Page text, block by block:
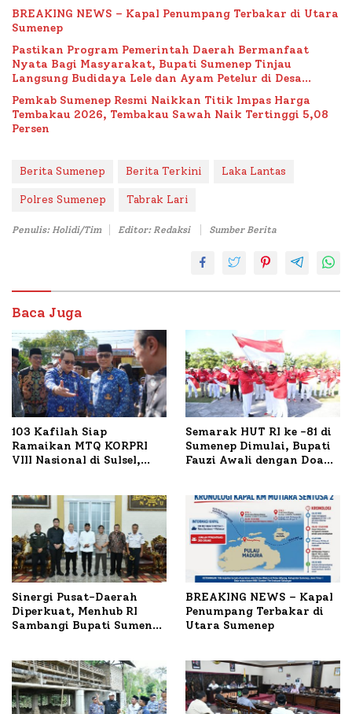
BREAKING NEWS – Kapal Penumpang Terbakar di Utara
Sumenep
Pastikan Program Pemerintah Daerah Bermanfaat
Nyata Bagi Masyarakat, Bupati Sumenep Tinjau
Langsung Budidaya Lele dan Ayam Petelur di Desa
Pemkab Sumenep Resmi Naikkan Titik Impas Harga
Tembakau 2026, Tembakau Sawah Naik Tertinggi 5,08
Persen
Berita Sumenep Berita Terkini Laka Lantas
Polres Sumenep Tabrak Lari
Penulis: Holidi/Tim Editor: Redaksi Sumber Berita
Baca Juga
103 Kafilah Siap
Ramaikan MTQ KORPRI
VIII Nasional di Sulsel,
Semarak HUT RI ke -81 di
Sumenep Dimulai, Bupati
Fauzi Awali dengan Doa
Sinergi Pusat-Daerah
Diperkuat, Menhub RI
Sambangi Bupati Sumenep
BREAKING NEWS – Kapal
Penumpang Terbakar di
Utara Sumenep